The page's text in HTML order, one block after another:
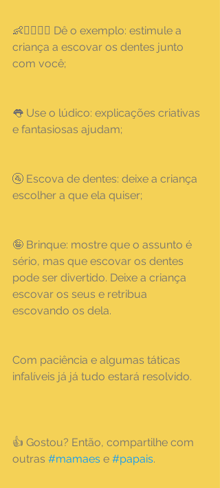
👶👱‍♀👱‍♂ Dê o exemplo: estimule a
criança a escovar os dentes junto
com você;
👅 Use o lúdico: explicações criativas
e fantasiosas ajudam;
🚰 Escova de dentes: deixe a criança
escolher a que ela quiser;
🤪 Brinque: mostre que o assunto é
sério, mas que escovar os dentes
pode ser divertido. Deixe a criança
escovar os seus e retribua
escovando os dela.
Com paciência e algumas táticas
infalíveis já já tudo estará resolvido.
👍 Gostou? Então, compartilhe com
outras #mamaes e #papais.